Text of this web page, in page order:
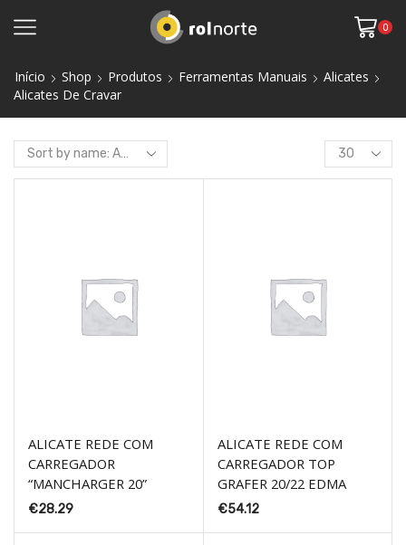
0
Início Shop Produtos Ferramentas Manuais
Alicates
Alicates De Cravar
Products
per
ALICATE REDE COM
CARREGADOR
“MANCHARGER 20”
€28.29
ALICATE REDE COM
CARREGADOR TOP
GRAFER 20/22 EDMA
€54.12